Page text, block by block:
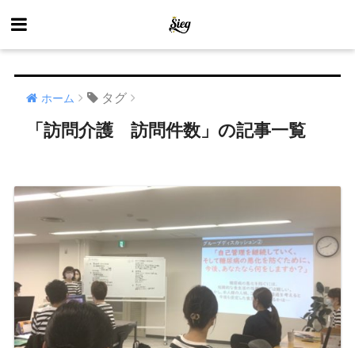
ホーム タグ
「訪問介護 訪問件数」の記事一覧